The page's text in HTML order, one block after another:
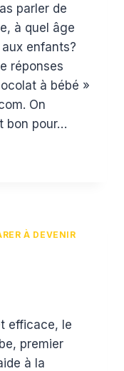
parler de
à quel âge
enfants?
réponses
à bébé »
On
bon pour…
À DEVENIR
efficace, le
premier
à la